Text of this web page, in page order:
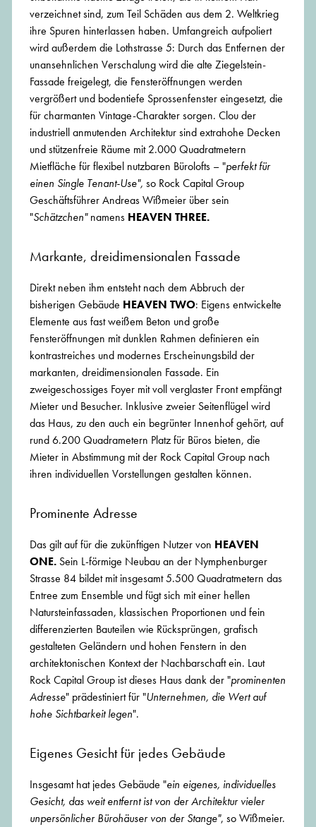
verzeichnet sind, zum Teil Schäden aus dem 2. Weltkrieg
ihre Spuren hinterlassen haben. Umfangreich aufpoliert
wird außerdem die Lothstrasse 5: Durch das Entfernen der
unansehnlichen Verschalung wird die alte Ziegelstein-
Fassade freigelegt, die Fensteröffnungen werden
vergrößert und bodentiefe Sprossenfenster eingesetzt, die
für charmanten Vintage-Charakter sorgen. Clou der
industriell anmutenden Architektur sind extrahohe Decken
und stützenfreie Räume mit 2.000 Quadratmetern
Mietfläche für flexibel nutzbaren Bürolofts – "perfekt für
einen Single Tenant-Use", so Rock Capital Group
Geschäftsführer Andreas Wißmeier über sein
"Schätzchen"namens HEAVEN THREE.
Markante, dreidimensionalen Fassade
Direkt neben ihm entsteht nach dem Abbruch der
bisherigen Gebäude HEAVEN TWO: Eigens entwickelte
Elemente aus fast weißem Beton und große
Fensteröffnungen mit dunklen Rahmen definieren ein
kontrastreiches und modernes Erscheinungsbild der
markanten, dreidimensionalen Fassade. Ein
zweigeschossiges Foyer mit voll verglaster Front empfängt
Mieter und Besucher. Inklusive zweier Seitenflügel wird
das Haus, zu den auch ein begrünter Innenhof gehört, auf
rund 6.200 Quadrametern Platz für Büros bieten, die
Mieter in Abstimmung mit der Rock Capital Group nach
ihren individuellen Vorstellungen gestalten können.
Prominente Adresse
Das gilt auf für die zukünftigen Nutzer von HEAVEN
ONE. Sein L-förmige Neubau an der Nymphenburger
Strasse 84 bildet mit insgesamt 5.500 Quadratmetern das
Entree zum Ensemble und fügt sich mit einer hellen
Natursteinfassaden, klassischen Proportionen und fein
differenzierten Bauteilen wie Rücksprüngen, grafisch
gestalteten Geländern und hohen Fenstern in den
architektonischen Kontext der Nachbarschaft ein. Laut
Rock Capital Group ist dieses Haus dank der "prominenten
Adresse" prädestiniert für "Unternehmen, die Wert auf
hohe Sichtbarkeit legen".
Eigenes Gesicht für jedes Gebäude
Insgesamt hat jedes Gebäude "ein eigenes, individuelles
Gesicht, das weit entfernt ist von der Architektur vieler
unpersönlicher Bürohäuser von der Stange", so Wißmeier.